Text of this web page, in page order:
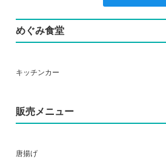
めぐみ食堂
キッチンカー
販売メニュー
唐揚げ